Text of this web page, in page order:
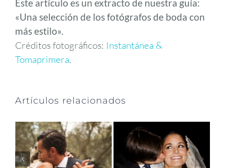
Este artículo es un extracto de nuestra guía:
«Una selección de los fotógrafos de boda con
más estilo».
Créditos fotográficos: Instantánea &
Tomaprimera.
Artículos relacionados
sinónimo de
emociones"
con Patricia